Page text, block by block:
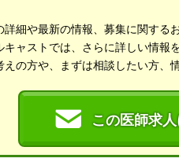
詳細や最新の情報、募集に関する
キャストでは、さらに詳しい情報
えの方や、まずは相談したい方、
この医師求